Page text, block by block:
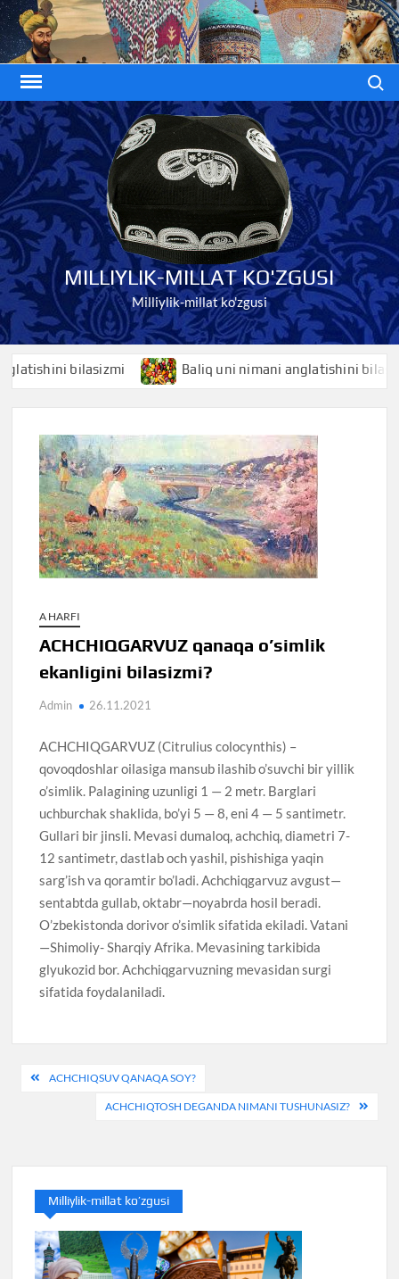
Skip
to
content
MILLIYLIK-MILLAT KO'ZGUSI
Milliylik-millat ko'zgusi
bilasizmi Baliq uni nimani anglatishini bilasizmi
A HARFI
ACHCHIQGARVUZ qanaqa o’simlik
ekanligini bilasizmi?
Admin 26.11.2021
ACHCHIQGARVUZ (Citrulius colocynthis) –
qovoqdoshlar oilasiga mansub ilashib o’suvchi bir yillik
o’simlik. Palagining uzunligi 1 — 2 metr. Barglari
uchburchak shaklida, bo’yi 5 — 8, eni 4 — 5 santimetr.
Gullari bir jinsli. Mevasi dumaloq, achchiq, diametri 7-
12 santimetr, dastlab och yashil, pishishiga yaqin
sarg’ish va qoramtir bo’ladi. Achchiqgarvuz avgust—
sentabtda gullab, oktabr—noyabrda hosil beradi.
O’zbekistonda dorivor o’simlik sifatida ekiladi. Vatani
—Shimoliy- Sharqiy Afrika. Mevasining tarkibida
glyukozid bor. Achchiqgarvuzning mevasidan surgi
sifatida foydalaniladi.
Post
menyusi
ACHCHIQSUV QANAQA SOY?
ACHCHIQTOSH DEGANDA NIMANI TUSHUNASIZ?
Milliylik-millat ko’zgusi